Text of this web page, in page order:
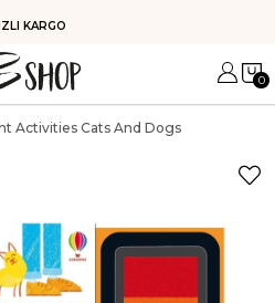
KARGO
0
Activities Cats And Dogs